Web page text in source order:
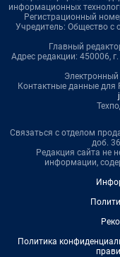
информационных
Регистрационный
Учредитель: Общество с
Главный
Адрес редакции: 450006,
Электронный
Контактные данные для
Связаться с отделом
доб.
Редакция сайта не
информации,
Политика